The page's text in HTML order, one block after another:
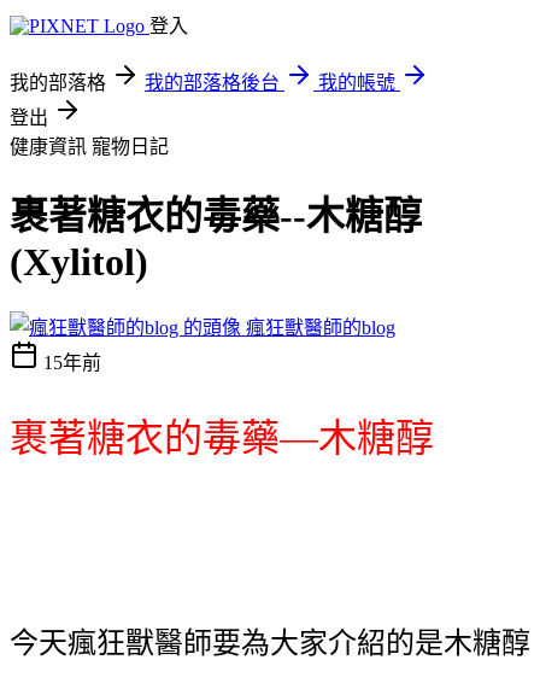
登入
我的部落格 我的部落格後台
我的帳號
登出
健康資訊 寵物日記
裹著糖衣的毒藥--木糖醇
(Xylitol)
瘋狂獸醫師的blog
15年前
裹著糖衣的毒藥—木糖醇
今天瘋狂獸醫師要為大家介紹的是木糖醇